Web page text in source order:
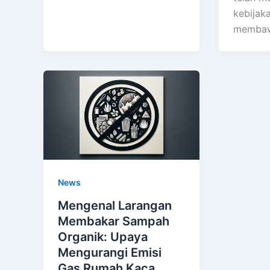
News
Mengenal Larangan
Membakar Sampah
Organik: Upaya
Mengurangi Emisi